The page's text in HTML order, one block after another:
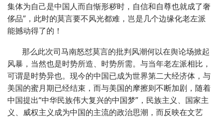
集体为自己是中国人而自惭形秽时，自信和自尊也就成了奢
侈品”，此时的莫言要不风光都难，岂是几个边缘化老左派
能撼动得了的！
那么此次司马南怒怼莫言的批判风潮何以在舆论场掀起
风暴，当然也是时势所造、时势所需。与当年老左派相比，
可谓是时势异也。现今的中国已成为世界第二大经济体，与
美国的蜜月期已经结束，而与美国的摩擦则不断加剧，随着
中国提出“中华民族伟大复兴的中国梦”，民族主义、国家主
义、威权主义成为中国的主流的政治思潮，而反映在文艺